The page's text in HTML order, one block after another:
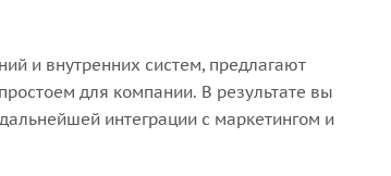
и внутренних систем, предлагают
для компании. В результате вы
интеграции с маркетингом и